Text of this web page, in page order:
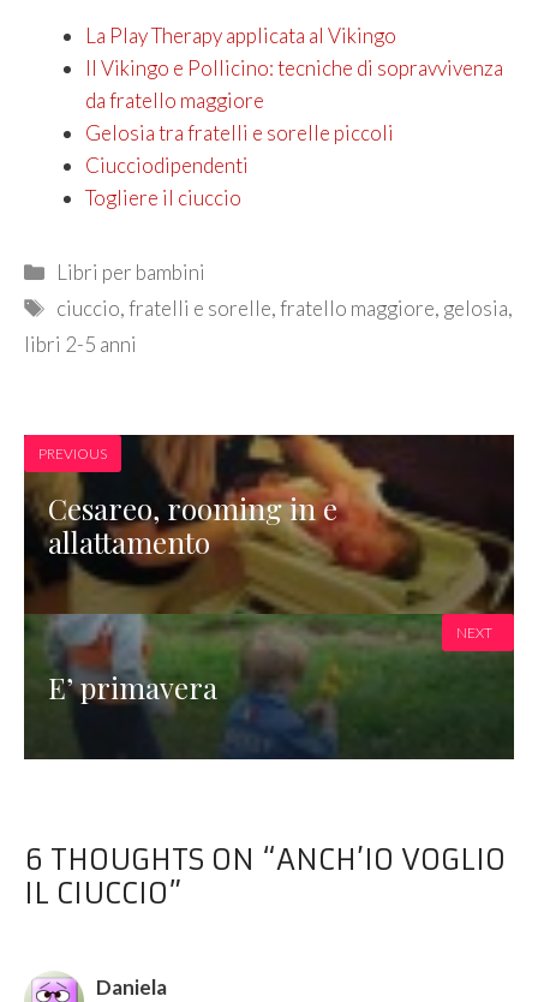
La Play Therapy applicata al Vikingo
Il Vikingo e Pollicino: tecniche di sopravvivenza
da fratello maggiore
Gelosia tra fratelli e sorelle piccoli
Ciucciodipendenti
Togliere il ciuccio
Categories
Libri per bambini
Tags
ciuccio,fratelli e sorelle,fratello maggiore, gelosia,
libri 2-5 anni
PREVIOUS
Cesareo, rooming in e
allattamento
E’ primavera
NEXT
6 THOUGHTS ON “ANCH’IO VOGLIO
IL CIUCCIO”
Daniela